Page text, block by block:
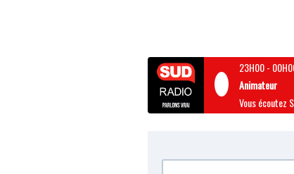
23H00-
Animateur
Vous écoutez